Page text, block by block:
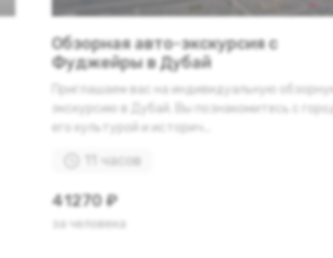
Обзорная авто-экскурсия с
Фуджейры в Дубай
Приглашаем вас на индивидуальную
экскурсию в Дубай. Вы познакомитесь с
его культурой и историч...
11 часов
41270 ₽
за человека